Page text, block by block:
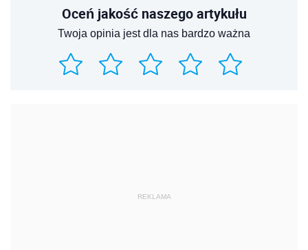
Oceń jakość naszego artykułu
Twoja opinia jest dla nas bardzo ważna
REKLAMA